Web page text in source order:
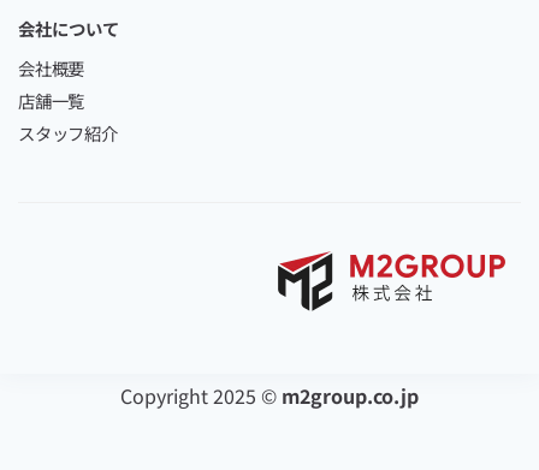
会社について
会社概要
店舗一覧
スタッフ紹介
Copyright 2025 © m2group.co.jp